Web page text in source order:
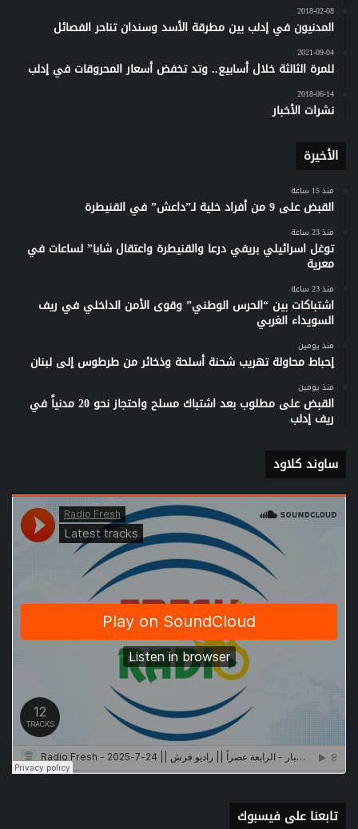
2018-02-08
المدنيون في إدلب بين مطرقة الأسد وسندان تناحر الفصائل
2021-09-04
للمرة الثالثة خلال أسابيع.. وتد تخفض أسعار المحروقات في إدلب
2018-06-14
نشرات الأخبار
الأخيرة
منذ 15 ساعة
القبض على 9 من أفراد خلية لـ”داعش” في القنيطرة
منذ 23 ساعة
توغل اسرائيلي بريفي درعا والقنيطرة واعتقال شابا” لساعات في
معرية
منذ 23 ساعة
اشتباكات بين “الحرس الوطني” وقوى الأمن الداخلي في ريف
السويداء الغربي
منذ يومين
إحباط محاولة تهريب شحنة أسلحة وذخائر من طرطوس إلى لبنان
منذ يومين
القبض على مطلوب بعد اشتباك مسلح واحتجاز نحو 20 مدنياً في
ريف إدلب
ساوند كلاود
تابعنا على فيسبوك